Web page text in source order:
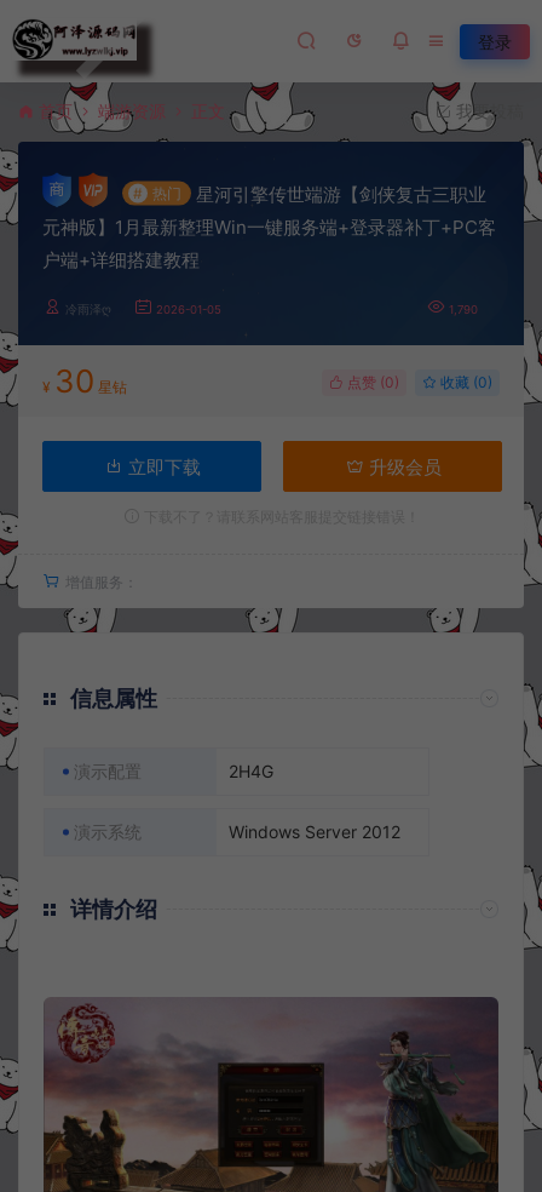
登录
首页 端游资源 正文 我要投稿
# 热门
星河引擎传世端游【剑侠复古三职业
元神版】1月最新整理Win一键服务端+登录器补丁+PC客
户端+详细搭建教程
冷雨泽ღ 2026-01-05 1,790
¥ 30 星钻 点赞 (0) 收藏 (0)
立即下载 升级会员
增值服务：
信息属性
演示配置 2H4G
演示系统 Windows Server 2012
详情介绍